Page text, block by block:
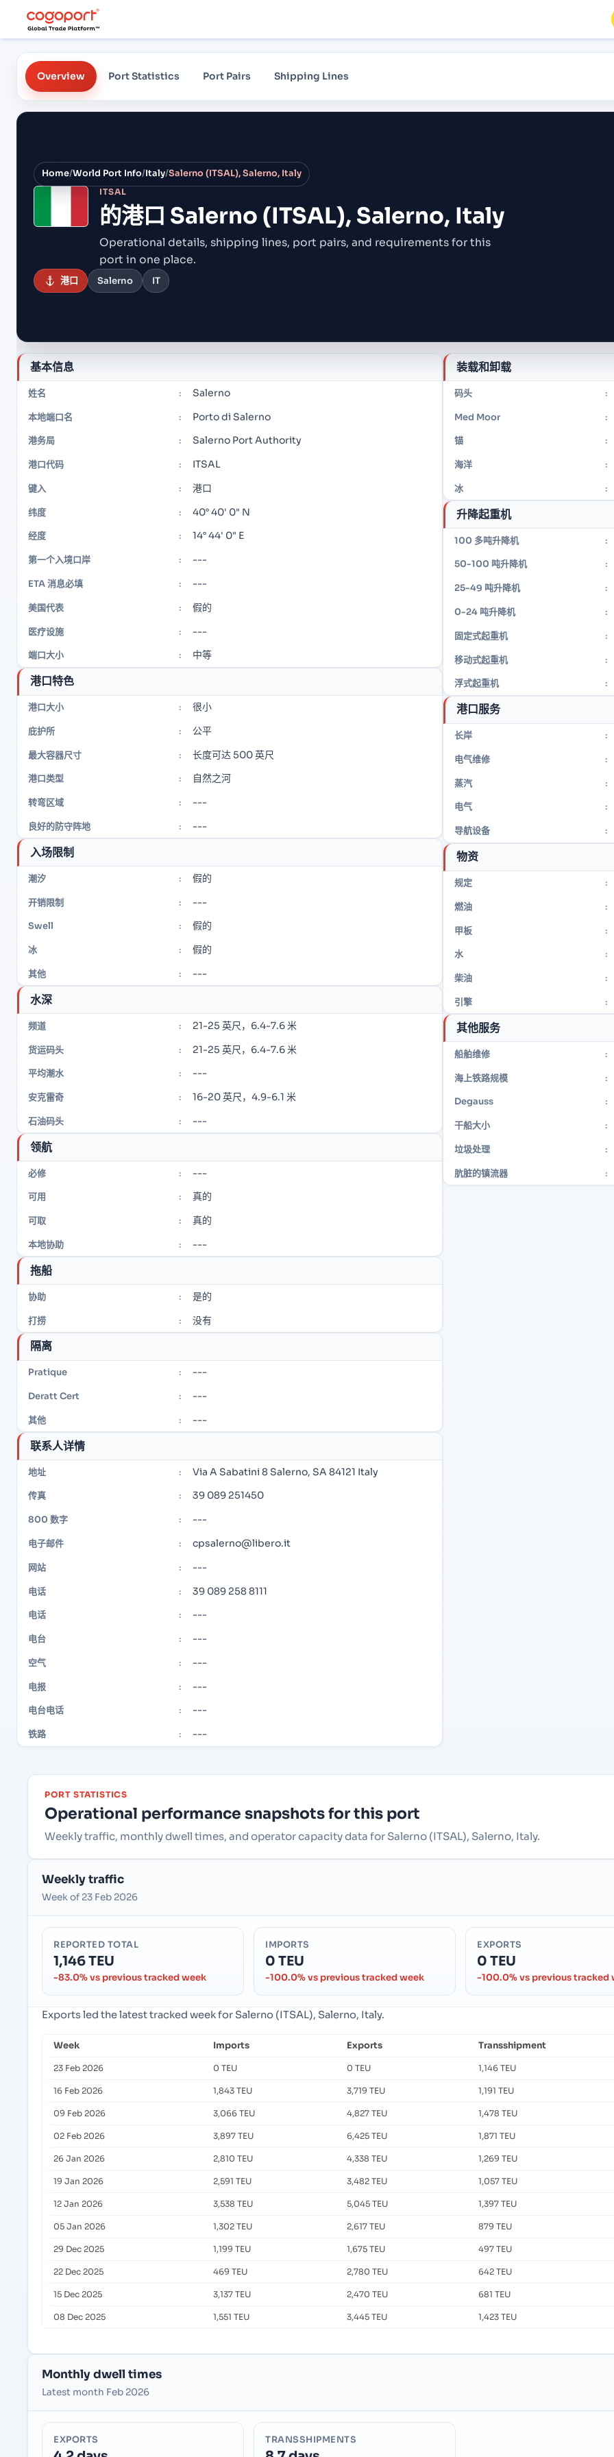
Overview Port Statistics Port Pairs Shipping Lines
Home/World Port Info/Italy/Salerno (ITSAL), Salerno, Italy
ITSAL
的港口 Salerno (ITSAL), Salerno, Italy
Operational details, shipping lines, port pairs, and requirements for this
port in one place.
港口 Salerno IT
基本信息
姓名 : Salerno
本地端口名 : Porto di Salerno
港务局 : Salerno Port Authority
港口代码 : ITSAL
键入 : 港口
纬度 : 40° 40' 0" N
经度 : 14° 44' 0" E
第一个入境口岸 : ---
ETA 消息必填 : ---
美国代表 : 假的
医疗设施 : ---
端口大小 : 中等
港口特色
港口大小 : 很小
庇护所 : 公平
最大容器尺寸 : 长度可达 500 英尺
港口类型 : 自然之河
转弯区域 : ---
良好的防守阵地 : ---
入场限制
潮汐 : 假的
开销限制 : ---
Swell : 假的
冰 : 假的
其他 : ---
水深
频道 : 21-25 英尺，6.4-7.6 米
货运码头 : 21-25 英尺，6.4-7.6 米
平均潮水 : ---
安克雷奇 : 16-20 英尺，4.9-6.1 米
石油码头 : ---
领航
必修 : ---
可用 : 真的
可取 : 真的
本地协助 : ---
拖船
协助 : 是的
打捞 : 没有
隔离
Pratique : ---
Deratt Cert : ---
其他 : ---
联系人详情
地址 : Via A Sabatini 8 Salerno, SA 84121 Italy
传真 : 39 089 251450
800 数字 : ---
电子邮件 : cpsalerno@libero.it
网站 : ---
电话 : 39 089 258 8111
电话 : ---
电台 : ---
空气 : ---
电报 : ---
电台电话 : ---
铁路 : ---
装载和卸载
码头 :
Med Moor :
锚 :
海洋 :
冰 :
升降起重机
100 多吨升降机 :
50-100 吨升降机 :
25-49 吨升降机 :
0-24 吨升降机 :
固定式起重机 :
移动式起重机 :
浮式起重机 :
港口服务
长岸 :
电气维修 :
蒸汽 :
电气 :
导航设备 :
物资
规定 :
燃油 :
甲板 :
水 :
柴油 :
引擎 :
其他服务
船舶维修 :
海上铁路规模 :
Degauss :
干船大小 :
垃圾处理 :
肮脏的镇流器 :
PORT STATISTICS
Operational performance snapshots for this port
Weekly traffic, monthly dwell times, and operator capacity data for Salerno (ITSAL), Salerno, Italy.
Weekly traffic
Week of 23 Feb 2026
REPORTED TOTAL
1,146 TEU
-83.0% vs previous tracked week
IMPORTS
0 TEU
-100.0% vs previous tracked week
EXPORTS
0 TEU
-100.0% vs previous tracked
Exports led the latest tracked week for Salerno (ITSAL), Salerno, Italy.
Week Imports Exports Transshipment
23 Feb 2026 0 TEU 0 TEU 1,146 TEU
16 Feb 2026 1,843 TEU 3,719 TEU 1,191 TEU
09 Feb 2026 3,066 TEU 4,827 TEU 1,478 TEU
02 Feb 2026 3,897 TEU 6,425 TEU 1,871 TEU
26 Jan 2026 2,810 TEU 4,338 TEU 1,269 TEU
19 Jan 2026 2,591 TEU 3,482 TEU 1,057 TEU
12 Jan 2026 3,538 TEU 5,045 TEU 1,397 TEU
05 Jan 2026 1,302 TEU 2,617 TEU 879 TEU
29 Dec 2025 1,199 TEU 1,675 TEU 497 TEU
22 Dec 2025 469 TEU 2,780 TEU 642 TEU
15 Dec 2025 3,137 TEU 2,470 TEU 681 TEU
08 Dec 2025 1,551 TEU 3,445 TEU 1,423 TEU
Monthly dwell times
Latest month Feb 2026
EXPORTS TRANSSHIPMENTS